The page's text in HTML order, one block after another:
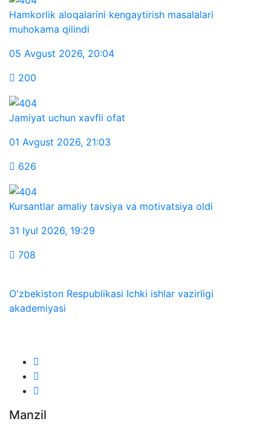
Hamkorlik aloqalarini kengaytirish masalalari
muhokama qilindi
05 Avgust 2026, 20:04
200
Jamiyat uchun xavfli ofat
01 Avgust 2026, 21:03
626
Kursantlar amaliy tavsiya va motivatsiya oldi
31 Iyul 2026, 19:29
708
O'zbekiston Respublikasi Ichki ishlar vazirligi
akademiyasi
Manzil